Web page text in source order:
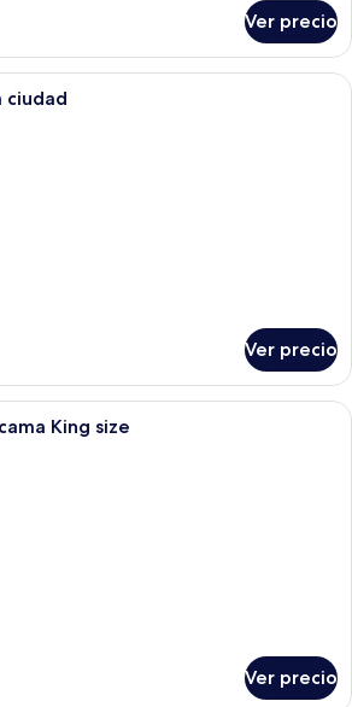
Ver precio
Una habitación de hotel con una
ciudad
Ver precio
Una habitación de hotel con una
King size
Ver precio